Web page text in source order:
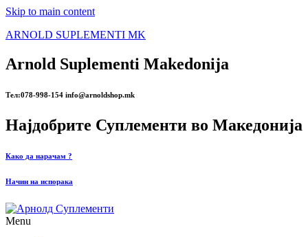
Skip to main content
ARNOLD SUPLEMENTI MK
Arnold Suplementi Makedonija
Тел:078-998-154 info@arnoldshop.mk
Најдобрите Суплементи во Македонија
Како да нарачам ?
Начин на испорака
Menu